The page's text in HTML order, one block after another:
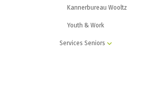
Kannerbureau Wooltz
Youth & Work
Services Seniors